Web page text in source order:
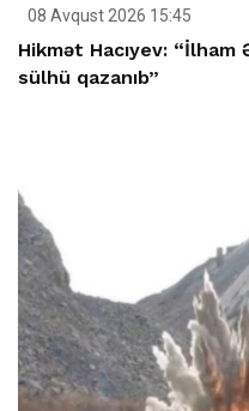
08 Avqust 2026 15:45
Hikmət Hacıyev:
sülhü qazanıb”